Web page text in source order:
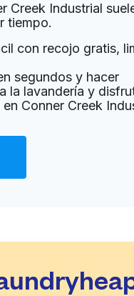
Creek Industrial
tiempo.
con recojo gratis,
segundos y hacer
la lavandería y
Conner Creek